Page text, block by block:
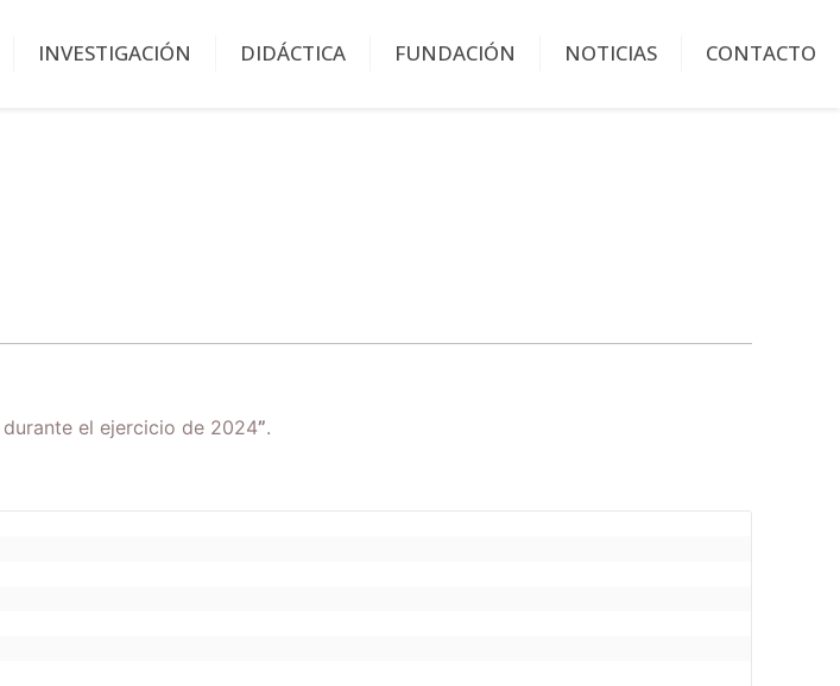
INVESTIGACIÓN DIDÁCTICA FUNDACIÓN NOTICIAS CONTACTO
el ejercicio de 2024”.